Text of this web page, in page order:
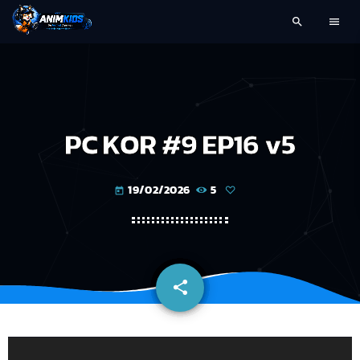
search menu
PC KOR #9 EP16 v5
today 19/02/2026 5
share
email